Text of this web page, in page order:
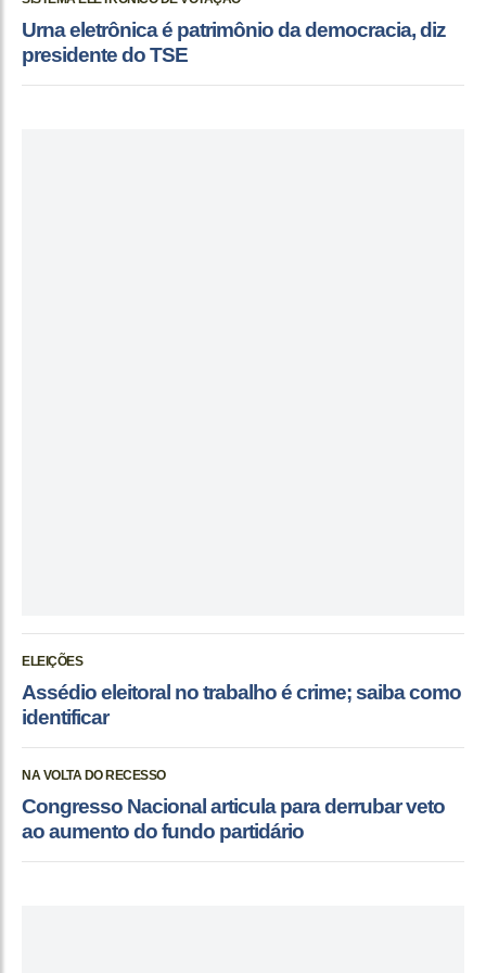
Urna eletrônica é patrimônio da democracia, diz
presidente do TSE
ELEIÇÕES
Assédio eleitoral no trabalho é crime; saiba como
identificar
NA VOLTA DO RECESSO
Congresso Nacional articula para derrubar veto
ao aumento do fundo partidário